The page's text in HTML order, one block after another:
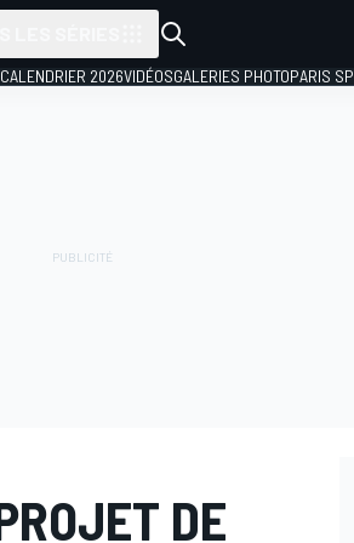
CALENDRIER 2026VIDÉOSGALERIES PHOTOPARIS
DE